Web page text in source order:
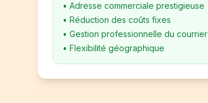
• Adresse commerciale prestigieuse
• Réduction des coûts fixes
• Gestion professionnelle du courrier
• Flexibilité géographique